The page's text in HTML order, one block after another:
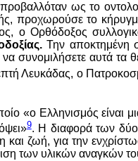
ως το
προχωρούσε το
ο Ορθόδοξος
Την αποκτημένη
αυτά τα
Λευκάδας, ο
«ο Ελληνισμός είναι
9. Η διαφορά των δύο
ζωή, για την
των υλικών αναγκών